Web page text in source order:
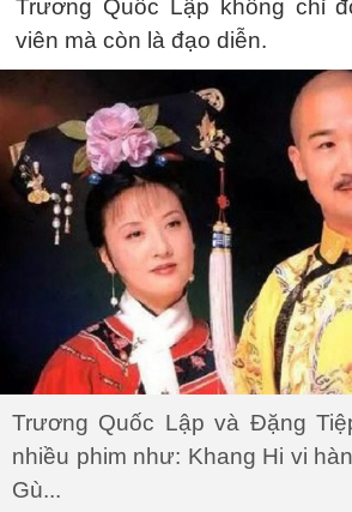
Trương Quốc Lập không chỉ
viên mà còn là đạo diễn.
Trương Quốc Lập và Đặng
nhiều phim như: Khang Hi vi
Gù...